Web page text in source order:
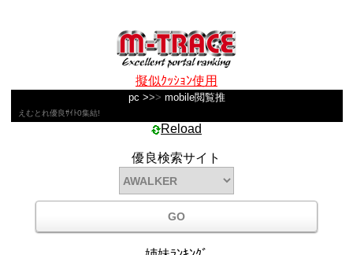
擬似ｸｯｼｮﾝ使用
pc >>> mobile閲覧推
えむとれ優良ｻｲﾄ0集結!
Reload
優良検索サイト